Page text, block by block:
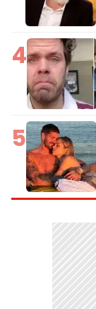
4
5